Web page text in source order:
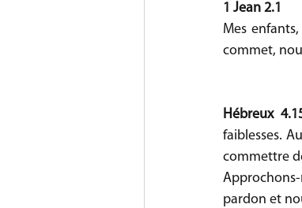
1 Jean 2.1
Mes
commet,
Hébreux
faiblesses.
commettre
pardon et